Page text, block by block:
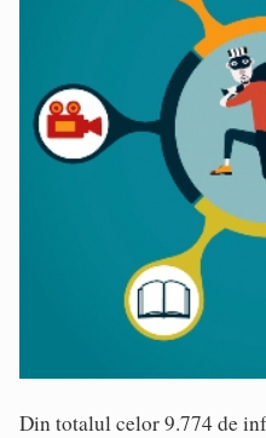
Din totalul celor 9.774 de